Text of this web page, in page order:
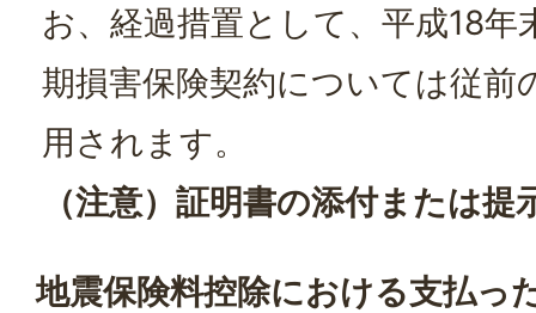
お、経過措置として、平成18年
期損害保険契約については従前
用されます。
（注意）証明書の添付または提
地震保険料控除における支払っ